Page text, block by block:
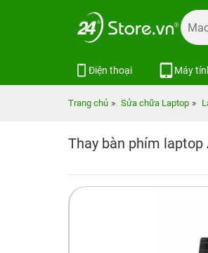
Điện thoại Máy
Trang chủ Sửa chữa Laptop
Thay bàn phím laptop